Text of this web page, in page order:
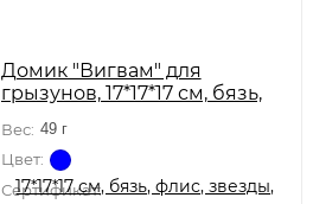
Домик "Вигвам" для
грызунов, 17*17*17 см, бязь,
Вес: 49 г
Цвет:
Сертификат: Не подлежит сертификации